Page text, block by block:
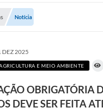
Notícia
DEZ 2025
E MEIO AMBIENTE
OBRIGATÓRIA
DEVE SER FEITA